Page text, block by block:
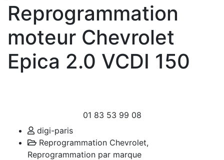
Reprogrammation
moteur Chevrolet
Epica 2.0 VCDI 150
01 83 53 99 08
digi-paris
Reprogrammation Chevrolet,
Reprogrammation par marque